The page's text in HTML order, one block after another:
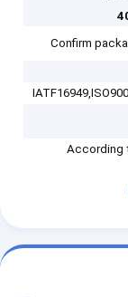
Confirm
According